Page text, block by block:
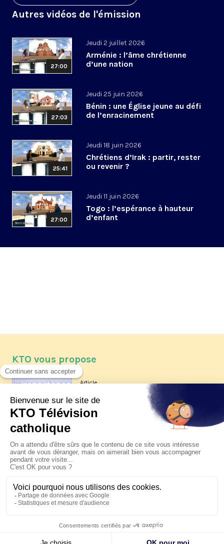
Autres vidéos de l'émission
27:00
Jeudi 2 juillet 2026
Arménie : l’âme chrétienne
d’une nation
27:03
Jeudi 25 juin 2026
Bénin : une Église jeune au défi
de l’enracinement
25:41
Jeudi 18 juin 2026
Chrétiens d’Irak : partir, rester
ou revenir ?
27:00
Jeudi 11 juin 2026
Togo : l’espérance à hauteur
d’enfant
KTO vous propose
Article
Les reportages d'été 2026 de KTO
La visite pastorale du pape Léon
XIV à Assise à suivre sur KTO le
jeudi 6 août
Le pape en Uruguay, Argentine et
Pérou du 6 au 17 novembre 2026